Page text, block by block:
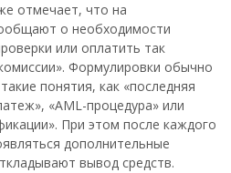
отмечает, что на
о необходимости
или оплатить так
Формулировки обычно
понятия, как «последняя
«AML-процедура» или
При этом после каждого
дополнительные
вывод средств.